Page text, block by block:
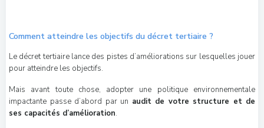
Comment atteindre les objectifs du décret tertiaire ?
Le décret tertiaire lance des pistes d’améliorations sur lesquelles jouer
pour atteindre les objectifs.
Mais avant toute chose, adopter une politique environnementale
impactante passe d’abord par un audit de votre structure et de
ses capacités d’amélioration.